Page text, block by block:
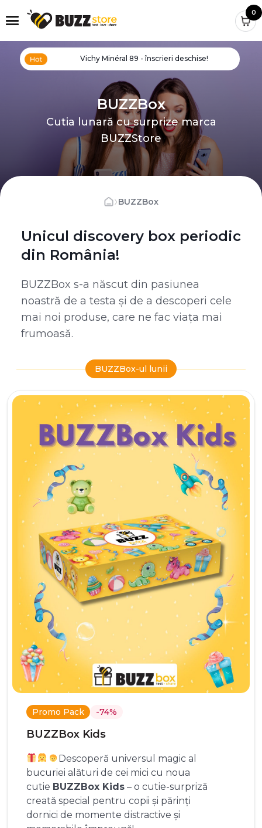
0
Vichy Minéral 89 - înscrieri deschise!
BUZZBox
Cutia lunară cu surprize marca
BUZZStore
›BUZZBox
Unicul discovery box periodic
din România!
BUZZBox s-a născut din pasiunea
noastră de a testa și de a descoperi cele
mai noi produse, care ne fac viața mai
frumoasă.
BUZZBox-ul lunii
Promo Pack -74%
BUZZBox Kids
Descoperă universul magic al
bucuriei alături de cei mici cu noua
cutie BUZZBox Kids – o cutie-surpriză
creată special pentru copii și părinți
dornici de momente distractive și